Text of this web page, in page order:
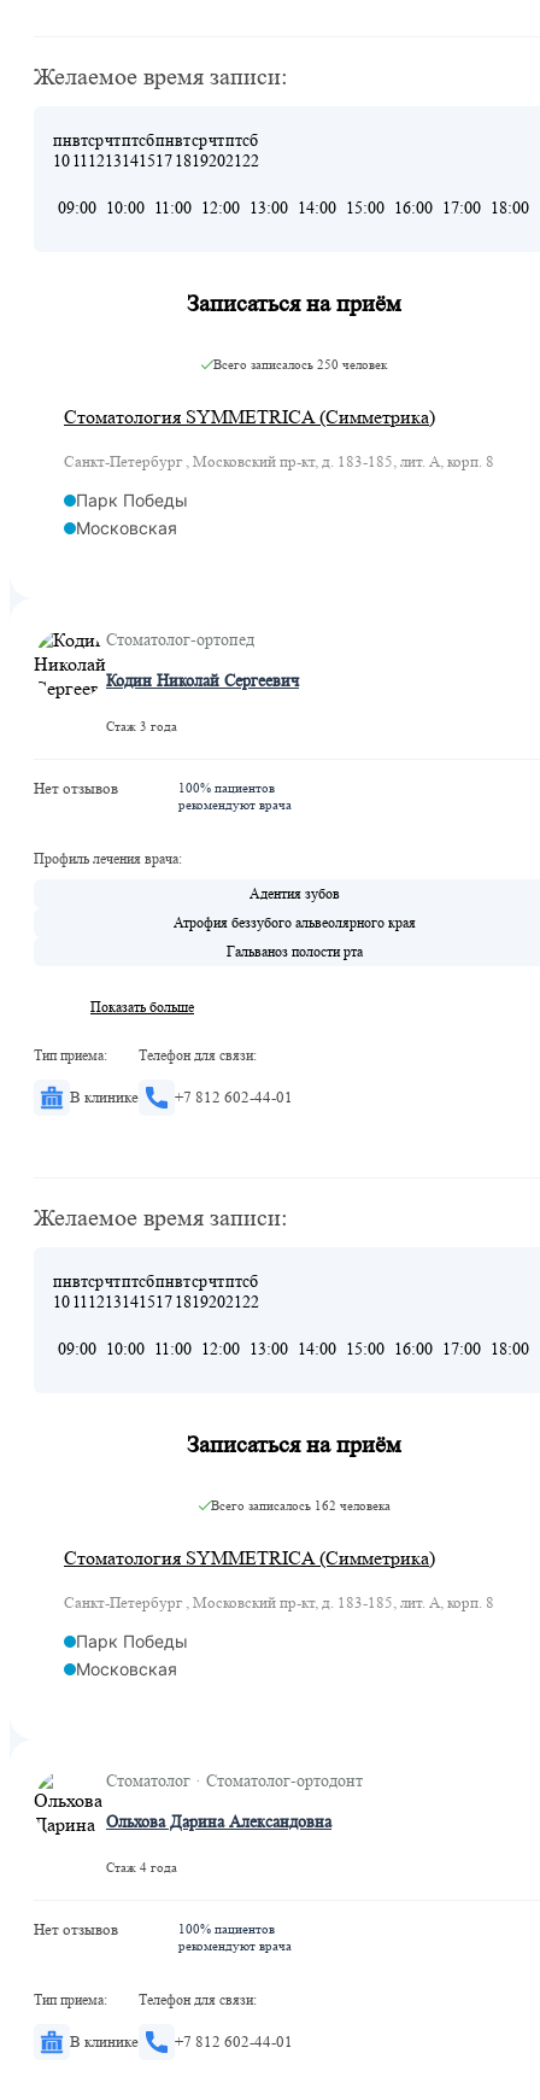
Желаемое время записи:
пн
10
вт
11
ср
12
чт
13
пт
14
сб
15
пн
17
вт
18
ср
19
чт
20
пт
21
сб
22
09:00 10:00 11:00 12:00 13:00 14:00 15:00 16:00 17:00 18:00
Записаться на приём
Всего записалось 250 человек
Стоматология SYMMETRICA (Симметрика)
Санкт-Петербург , Московский пр-кт, д. 183-185, лит. А, корп. 8
Парк Победы
Московская
Стоматолог-ортопед
Кодин Николай Сергеевич
Стаж 3 года
Нет отзывов
100% пациентов
рекомендуют врача
Профиль лечения врача:
Адентия зубов
Атрофия беззубого альвеолярного края
Гальваноз полости рта
Показать больше
Тип приема:
В клинике
Телефон для связи:
+7 812 602-44-01
Желаемое время записи:
пн
10
вт
11
ср
12
чт
13
пт
14
сб
15
пн
17
вт
18
ср
19
чт
20
пт
21
сб
22
09:00 10:00 11:00 12:00 13:00 14:00 15:00 16:00 17:00 18:00
Записаться на приём
Всего записалось162 человека
Стоматология SYMMETRICA (Симметрика)
Санкт-Петербург , Московский пр-кт, д. 183-185, лит. А, корп. 8
Парк Победы
Московская
Стоматолог · Стоматолог-ортодонт
Ольхова Дарина Александовна
Стаж 4 года
Нет отзывов
100% пациентов
рекомендуют врача
Тип приема:
В клинике
Телефон для связи:
+7 812 602-44-01